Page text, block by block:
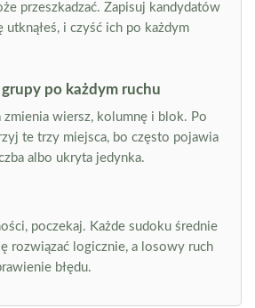
przeszkadzać. Zapisuj kandydatów
utknąłeś, i czyść ich po każdym
po każdym ruchu
zmienia wiersz, kolumnę i blok. Po
te trzy miejsca, bo często pojawia
albo ukryta jedynka.
poczekaj. Każde sudoku średnie
rozwiązać logicznie, a losowy ruch
błędu.